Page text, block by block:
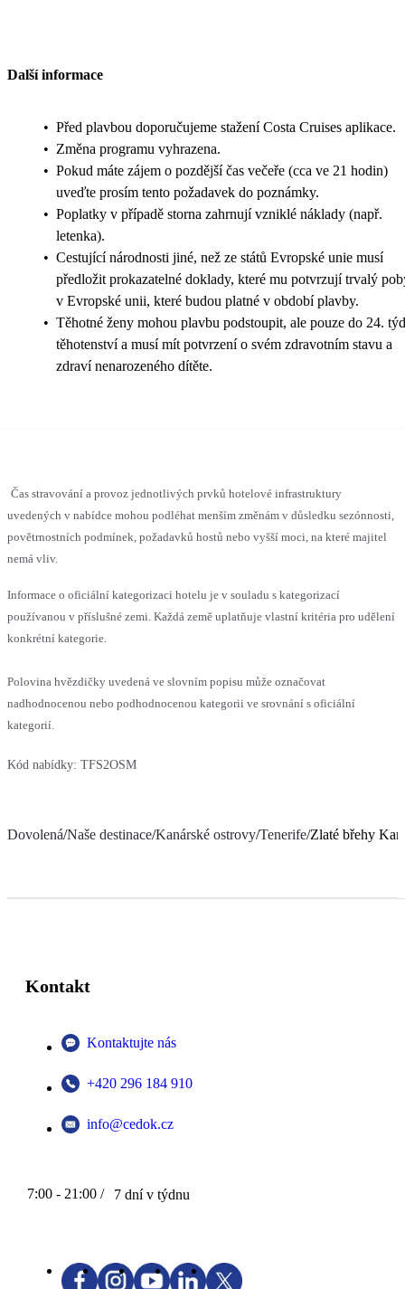
Další informace
• Před plavbou doporučujeme stažení Costa Cruises aplikace.
• Změna programu vyhrazena.
• Pokud máte zájem o pozdější čas večeře (cca ve 21 hodin)
uveďte prosím tento požadavek do poznámky.
• Poplatky v případě storna zahrnují vzniklé náklady (např.
letenka).
• Cestující národnosti jiné, než ze států Evropské unie musí
předložit prokazatelné doklady, které mu potvrzují trvalý
v Evropské unii, které budou platné v období plavby.
• Těhotné ženy mohou plavbu podstoupit, ale pouze do 24.
těhotenství a musí mít potvrzení o svém zdravotním stavu a
zdraví nenarozeného dítěte.
Čas stravování a provoz jednotlivých prvků hotelové infrastruktury
uvedených v nabídce mohou podléhat menším změnám v důsledku sezónnosti,
povětrnostních podmínek, požadavků hostů nebo vyšší moci, na které majitel
nemá vliv.
Informace o oficiální kategorizaci hotelu je v souladu s kategorizací
používanou v příslušné zemi. Každá země uplatňuje vlastní kritéria pro udělení
konkrétní kategorie.
Polovina hvězdičky uvedená ve slovním popisu může označovat
nadhodnocenou nebo podhodnocenou kategorii ve srovnání s oficiální
kategorií.
Kód nabídky: TFS2OSM
Dovolená/Naše destinace/Kanárské ostrovy/Tenerife/Zlaté břehy
Kontakt
Kontaktujte nás
+420 296 184 910
info@cedok.cz
7:00 - 21:00 / 7 dní v týdnu